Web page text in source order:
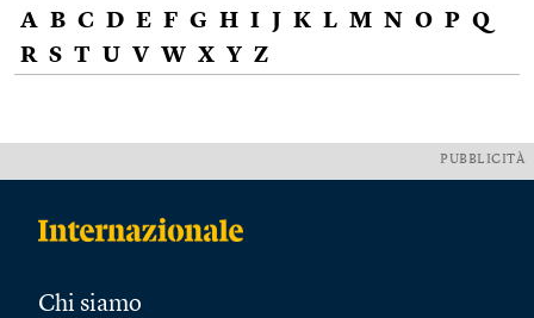
A B C D E F G H I J K L M N O P Q
R S T U V W X Y Z
PUBBLICITÀ
Chi siamo